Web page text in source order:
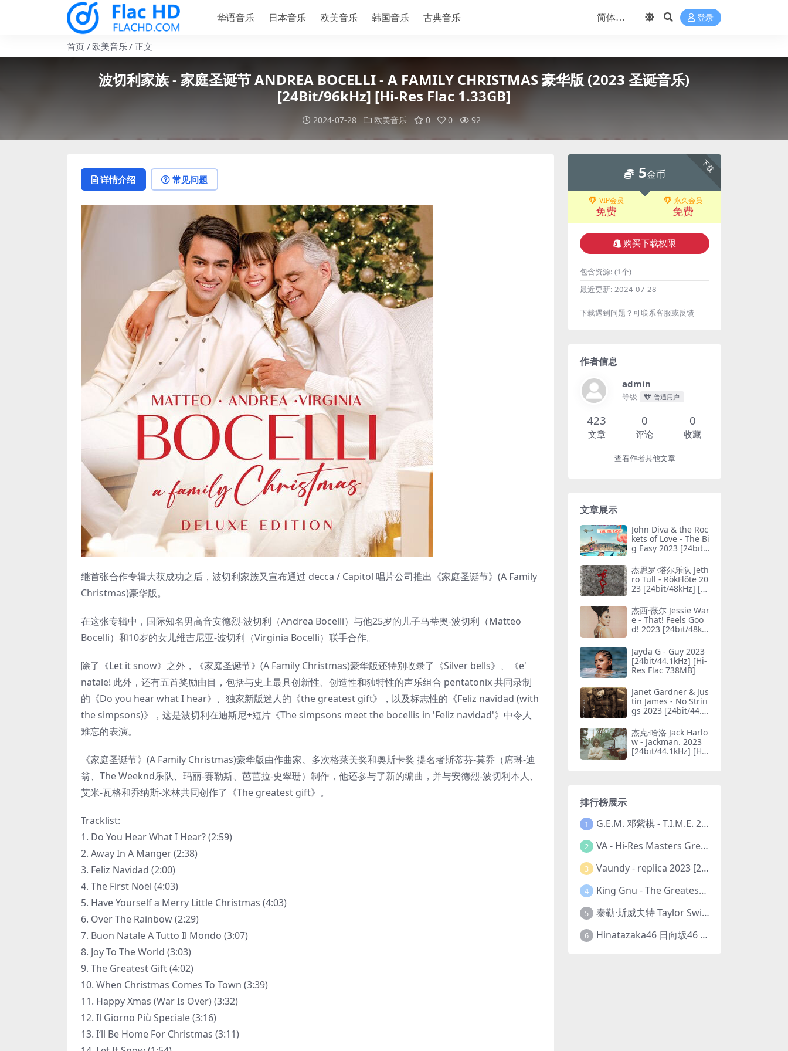
华语音乐 日本音乐 欧美音乐 韩国音乐 古典音乐 登录
首页 欧美音乐 正文
波切利家族 - 家庭圣诞节 ANDREA BOCELLI - A FAMILY CHRISTMAS 豪华版 (2023 圣诞音乐)
[24Bit/96kHz] [Hi-Res Flac 1.33GB]
2024-07-28 欧美音乐 0 0 92
详情介绍 常见问题
继首张合作专辑大获成功之后，波切利家族又宣布通过 decca / Capitol 唱片公司推出《家庭圣诞节》(A Family
Christmas)豪华版。
在这张专辑中，国际知名男高音安德烈-波切利（Andrea Bocelli）与他25岁的儿子马蒂奥-波切利（Matteo
Bocelli）和10岁的女儿维吉尼亚-波切利（Virginia Bocelli）联手合作。
除了《Let it snow》之外，《家庭圣诞节》(A Family Christmas)豪华版还特别收录了《Silver bells》、《e'
natale! 此外，还有五首奖励曲目，包括与史上最具创新性、创造性和独特性的声乐组合 pentatonix 共同录制
的《Do you hear what I hear》、独家新版迷人的《the greatest gift》，以及标志性的《Feliz navidad (with
the simpsons)》，这是波切利在迪斯尼+短片《The simpsons meet the bocellis in 'Feliz navidad'》中令人
难忘的表演。
《家庭圣诞节》(A Family Christmas)豪华版由作曲家、多次格莱美奖和奥斯卡奖 提名者斯蒂芬-莫乔（席琳-迪
翁、The Weeknd乐队、玛丽-赛勒斯、芭芭拉-史翠珊）制作，他还参与了新的编曲，并与安德烈-波切利本人、
艾米-瓦格和乔纳斯-米林共同创作了《The greatest gift》。
Tracklist:
1. Do You Hear What I Hear? (2:59)
2. Away In A Manger (2:38)
3. Feliz Navidad (2:00)
4. The First Noël (4:03)
5. Have Yourself a Merry Little Christmas (4:03)
6. Over The Rainbow (2:29)
7. Buon Natale A Tutto Il Mondo (3:07)
8. Joy To The World (3:03)
9. The Greatest Gift (4:02)
10. When Christmas Comes To Town (3:39)
11. Happy Xmas (War Is Over) (3:32)
12. Il Giorno Più Speciale (3:16)
13. I‘ll Be Home For Christmas (3:11)
下载
5金币
VIP会员
免费
永久会员
免费
购买下载权限
包含资源: (1个)
最近更新: 2024-07-28
下载遇到问题？可联系客服或反馈
作者信息
admin
等级 普通用户
423
文章
0
评论
0
收藏
查看作者其他文章
文章展示
John Diva & the Roc
kets of Love - The Bi
g Easy 2023 [24bit/
c 582MB]
杰思罗·塔尔乐队 Jeth
ro Tull - RökFlöte 20
23 [24bit/48kHz] [Hi
杰西·薇尔 Jessie War
e - That! Feels Goo
d! 2023 [24bit/48kH
MB]
Jayda G - Guy 2023
[24bit/44.1kHz] [Hi-
Res Flac 738MB]
Janet Gardner & Jus
tin James - No Striп
gs 2023 [24bit/44.1
4MB]
杰克·哈洛 Jack Harlo
w - Jackman. 2023
[24bit/44.1kHz] [Hi-
排行榜展示
1 G.E.M. 邓紫棋 - T.I.M.E. 2023-11-26 [24bit/48kHz] [Hi-Res Flac 313MB]
2 VA - Hi-Res Masters Greatest Hits Ever Vol. III 2023 [24Bit/192kHz] [Hi-Res Flac 10.5GB]
3 Vaundy - replica 2023 [24bit/48kHz] [Hi-Res Flac 1.6GB]
4 King Gnu - The Greatest Unknown 2023 [24Bit/48kHz] [Hi-Res Flac 752MB]
5 泰勒·斯威夫特 Taylor Swift - The Eras Tour 2023 [24bit/44.1kHz] [Hi-Res Flac 2.02GB]
6 Hinatazaka46 日向坂46 - 脈打つ感情 2023 [24bit/96kHz] [Hi-Res Flac 3.3GB]